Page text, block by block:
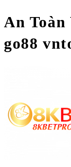
An
go88